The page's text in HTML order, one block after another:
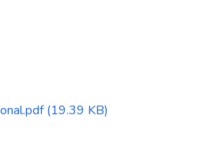
(19.39 KB)